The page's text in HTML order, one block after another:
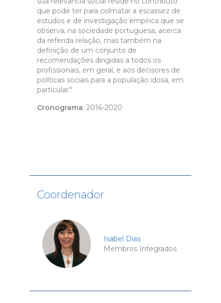
que pode ter para colmatar a escassez de
estudos e de investigação empírica que se
observa, na sociedade portuguesa, acerca
da referida relação, mas também na
definição de um conjunto de
recomendações dirigidas a todos os
profissionais, em geral, e aos decisores de
políticas sociais para a população idosa, em
particular."
Cronograma: 2016-2020
Coordenador
Isabel Dias
Membros Integrados